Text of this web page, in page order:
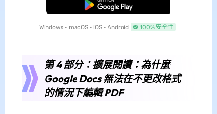
免費下載
Windows • macOS • iOS • Android 100% 安全性
第 4 部分：擴展閱讀：為什麼
Google Docs 無法在不更改格式
的情況下編輯 PDF